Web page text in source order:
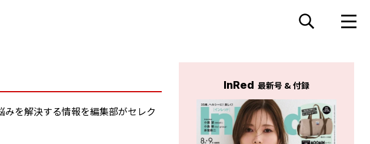
を解決する情報を編集部がセレク
InRed 最新号 & 付録